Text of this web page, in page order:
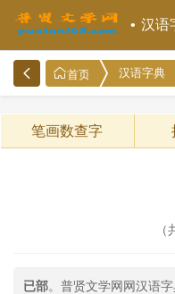
汉语
首页 汉语字典
笔画数查字
已部。普贤文学网网汉语